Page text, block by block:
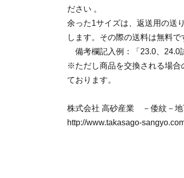
ださい 。
余った1サイズは、返送用の送
します。その際の送料は無料で
備考欄記入例：「23.0、24.0
※ただし商品を交換される場合
ております。
株式会社 高砂産業 －倭紋－地
http://www.takasago-